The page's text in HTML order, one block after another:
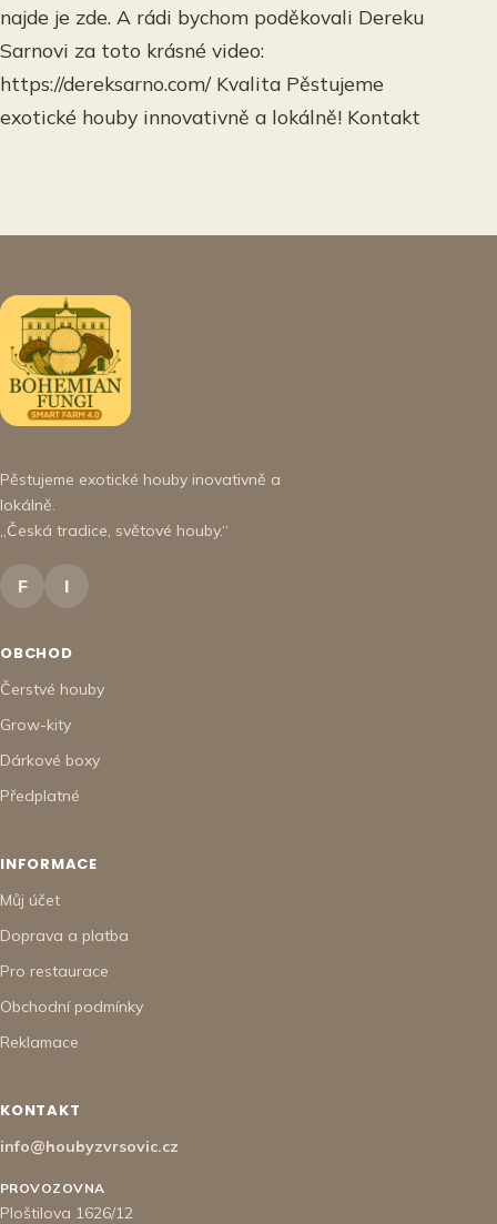
najde je zde. A rádi bychom poděkovali Dereku
Sarnovi za toto krásné video:
https://dereksarno.com/ Kvalita Pěstujeme
exotické houby innovativně a lokálně! Kontakt
Pěstujeme exotické houby inovativně a
lokálně.
„Česká tradice, světové houby.“
F I
OBCHOD
Čerstvé houby
Grow-kity
Dárkové boxy
Předplatné
INFORMACE
Můj účet
Doprava a platba
Pro restaurace
Obchodní podmínky
Reklamace
KONTAKT
info@houbyzvrsovic.cz
PROVOZOVNA
Ploštilova 1626/12